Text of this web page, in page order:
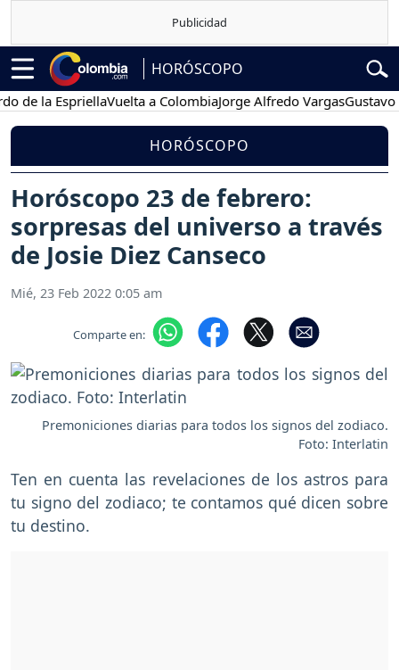
HORÓSCOPO
EspriellaVuelta a ColombiaJorge Alfredo Vargas Gustavo Petro
HORÓSCOPO
Horóscopo 23 de febrero:
sorpresas del universo a través
de Josie Diez Canseco
Mié, 23 Feb 2022 0:05 am
Comparte en:
Premoniciones diarias para todos los signos del zodiaco.
Foto: Interlatin
Ten en cuenta las revelaciones de los astros para
tu signo del zodiaco; te contamos qué dicen sobre
tu destino.